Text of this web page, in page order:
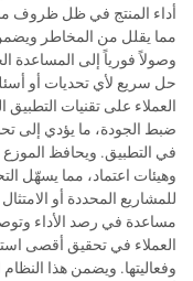
أداء المنتج في ظل ظروف
مما يقلل من المخاطر
وصولاً فورياً إلى المساعدة
حل سريع لأي تحديات أو
العملاء على تقنيات
ضبط الجودة، ما يؤدي إلى
في التطبيق. ويحافظ
وهيئات اعتماد، مما يسهّل
للمشاريع المحددة أو
مساعدة في رصد الأداء
العملاء في تحقيق أقصى
وفعاليتها. ويضمن هذا